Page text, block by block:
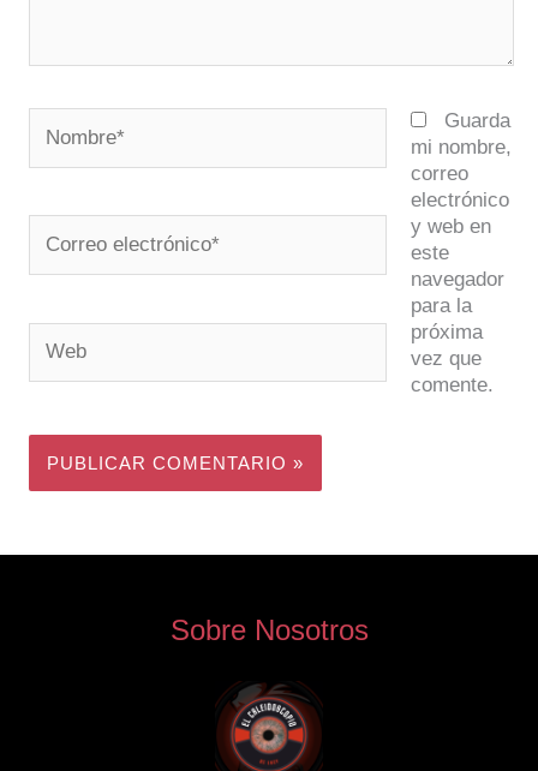
electrónico*
Guarda
mi nombre,
correo
electrónico
y web en
este
navegador
para la
próxima
vez que
comente.
Sobre Nosotros